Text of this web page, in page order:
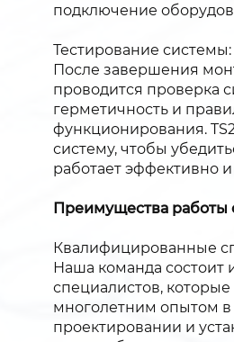
подключение
Тестирование системы:
После завершения
проводится проверка
герметичность и
функционирования.
систему, чтобы
работает эффективно
Преимущества работы
Квалифицированные
Наша команда состоит
специалистов,
многолетним опытом в
проектировании и